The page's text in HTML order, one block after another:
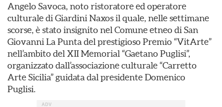
Angelo Savoca, noto ristoratore ed operatore
culturale di Giardini Naxos il quale, nelle settimane
scorse, è stato insignito nel Comune etneo di San
Giovanni La Punta del prestigioso Premio “VitArte”
nell’ambito del XII Memorial “Gaetano Puglisi”,
organizzato dall’associazione culturale “Carretto
Arte Sicilia” guidata dal presidente Domenico
Puglisi.